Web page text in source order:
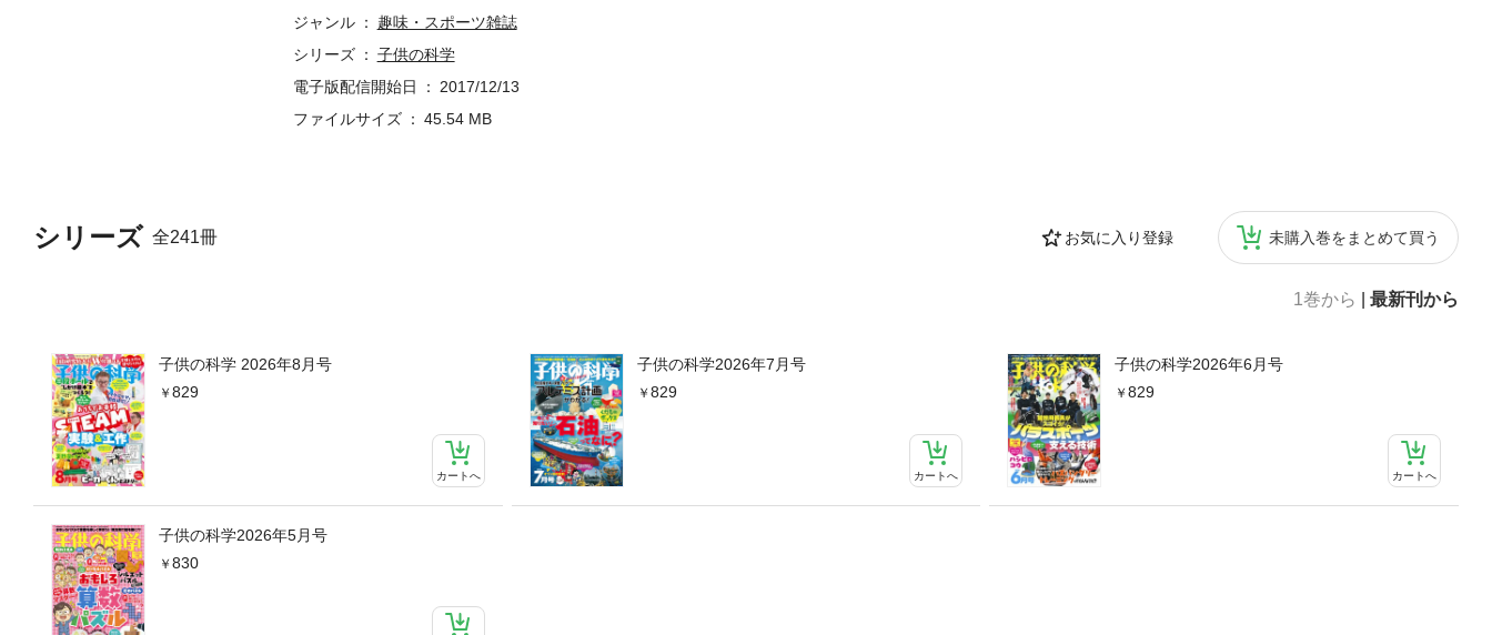
シリーズ 全241冊 お気に入り登録 未購入巻をまとめて買う
1巻から 最新刊から
子供の科学 2026年8月号
829
カートへ
子供の科学2026年7月号
829
カートへ
子供の科学2026年6月号
829
カートへ
子供の科学2026年5月号
830
ジャンル
趣味・スポーツ雑誌
シリーズ
子供の科学
電子版配信開始日
2017/12/13
ファイルサイズ
45.54 MB